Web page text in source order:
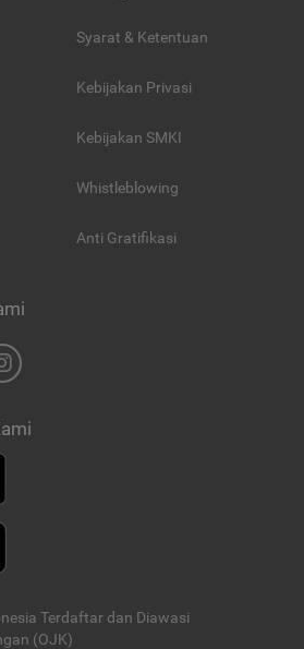
Syarat & Ketentuan
Kebijakan Privasi
Kebijakan SMKI
Whistleblowing
Anti Gratifikasi
Terdaftar dan Diawasi
(OJK)